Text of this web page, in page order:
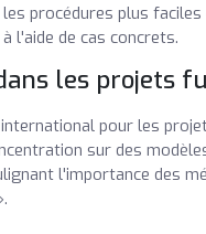
procédures plus
l'aide de cas concrets.
les projets
pour les
sur des
l'importance des